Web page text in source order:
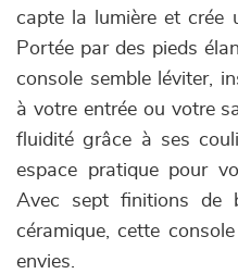
capte la lumière et crée
Portée par des pieds
console semble léviter,
à votre entrée ou votre
fluidité grâce à ses
espace pratique pour
Avec sept finitions de
céramique, cette
envies.